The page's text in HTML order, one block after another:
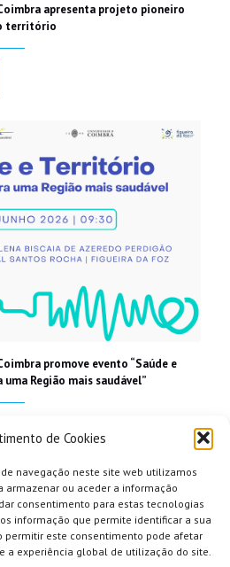
de Cookies
navegação neste site web utilizamos
ou aceder a informação
consentimento para estas tecnologias
informação que permite identificar a sua
permitir este consentimento pode afetar
a experiência global de utilização do site.
apresenta projeto pioneiro
território
promove evento “Saúde e
Região mais saudável”